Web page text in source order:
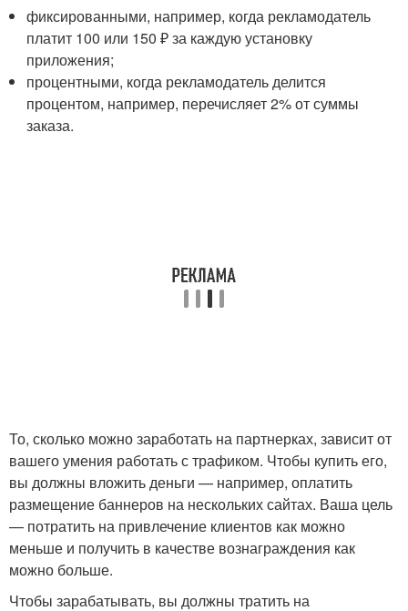
фиксированными, например, когда рекламодатель
платит 100 или 150 ₽ за каждую установку
приложения;
процентными, когда рекламодатель делится
процентом, например, перечисляет 2% от суммы
заказа.
То, сколько можно заработать на партнерках, зависит от
вашего умения работать с трафиком. Чтобы купить его,
вы должны вложить деньги — например, оплатить
размещение баннеров на нескольких сайтах. Ваша цель
— потратить на привлечение клиентов как можно
меньше и получить в качестве вознаграждения как
можно больше.
Чтобы зарабатывать, вы должны тратить на